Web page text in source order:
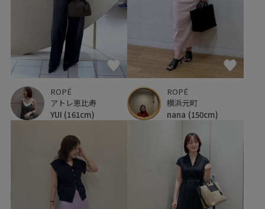
ROPÉ
アトレ恵比寿
YUI (161cm)
ROPÉ
横浜元町
nana (150cm)